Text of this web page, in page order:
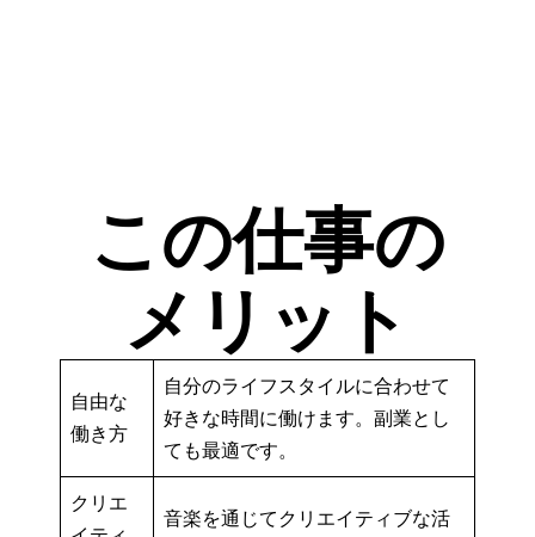
この仕事の
メリット
自由な
働き方
自分のライフスタイルに合わせて
好きな時間に働けます。副業とし
ても最適です。
クリエ
音楽を通じてクリエイティブな活